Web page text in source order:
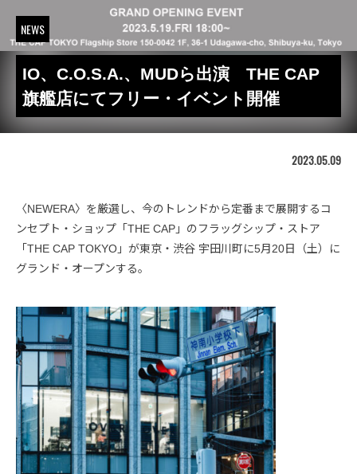
NEWS
IO、C.O.S.A.、MUDら出演 THE CAP
旗艦店にてフリー・イベント開催
2023.05.09
〈NEWERA〉を厳選し、今のトレンドから定番まで展開するコ
ンセプト・ショップ「THE CAP」のフラッグシップ・ストア
「THE CAP TOKYO」が東京・渋谷 宇田川町に5月20日（土）に
グランド・オープンする。